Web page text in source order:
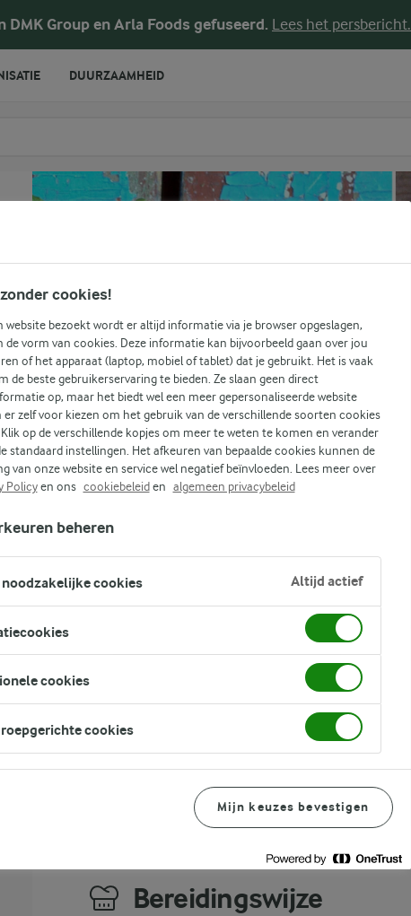
DMK Group en Arla Foods gefuseerd. Lees het persbericht.
Bereidingswijze
DUURZAAMHEID
cookies!
website bezoekt wordt er altijd informatie via je browser opgeslagen,
de vorm van cookies. Deze informatie kan bijvoorbeeld gaan over jou
of het apparaat (laptop, mobiel of tablet) dat je gebruikt. Het is vaak
de beste gebruikerservaring te bieden. Ze slaan geen direct
op, maar het biedt wel een meer gepersonaliseerde website
er zelf voor kiezen om het gebruik van de verschillende soorten cookies
op de verschillende kopjes om meer te weten te komen en verander
standaard instellingen. Het afkeuren van bepaalde cookies kunnen de
van onze website en service wel negatief beïnvloeden. Lees meer over
Policyen ons cookiebeleiden algemeen privacybeleid
beheren
cookies Altijd actief
cookies
cookies
Mijn keuzes bevestigen